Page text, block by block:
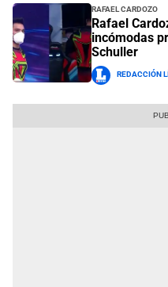
Rafael Cardozo
Rafael
incómodas
Schuller
Redacción